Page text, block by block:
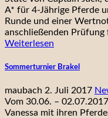
A* für 4-Jährige Pferde
Runde und einer
anschließenden Prüfung
Weiterlesen
Sommerturnier Brakel
maubach 2. Juli 2017
Vom 30.06. –
Vanessa mit ihren